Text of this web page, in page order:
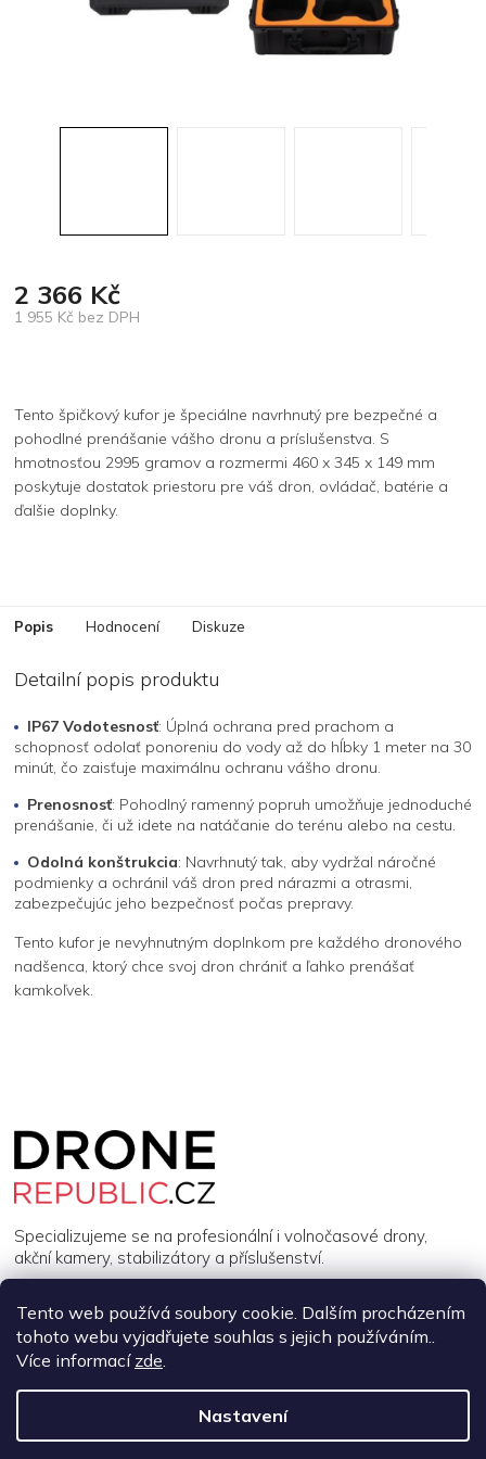
Tento web používá soubory cookie. Dalším procházením
tohoto webu vyjadřujete souhlas s jejich používáním..
Více informací zde.
Nastavení
2 366 Kč
1 955 Kč bez DPH
Tento špičkový kufor je špeciálne navrhnutý pre bezpečné a
pohodlné prenášanie vášho dronu a príslušenstva. S
hmotnosťou 2995 gramov a rozmermi 460 x 345 x 149 mm
poskytuje dostatok priestoru pre váš dron, ovládač, batérie a
ďalšie doplnky.
Popis Hodnocení Diskuze
Detailní popis produktu
IP67 Vodotesnosť: Úplná ochrana pred prachom a
schopnosť odolať ponoreniu do vody až do hĺbky 1 meter na 30
minút, čo zaisťuje maximálnu ochranu vášho dronu.
Prenosnosť: Pohodlný ramenný popruh umožňuje jednoduché
prenášanie, či už idete na natáčanie do terénu alebo na cestu.
Odolná konštrukcia: Navrhnutý tak, aby vydržal náročné
podmienky a ochránil váš dron pred nárazmi a otrasmi,
zabezpečujúc jeho bezpečnosť počas prepravy.
Tento kufor je nevyhnutným doplnkom pre každého dronového
nadšenca, ktorý chce svoj dron chrániť a ľahko prenášať
kamkoľvek.
Specializujeme se na profesionální i volnočasové drony,
akční kamery, stabilizátory a příslušenství.
INFORMACE
Copyright 2026DroneRepublic.cz. Všechna práva vyhrazena.